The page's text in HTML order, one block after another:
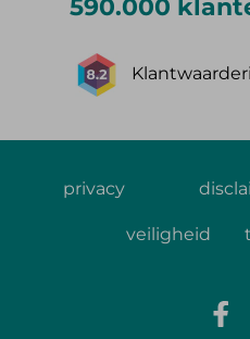
590.000
privacy
veiligheid